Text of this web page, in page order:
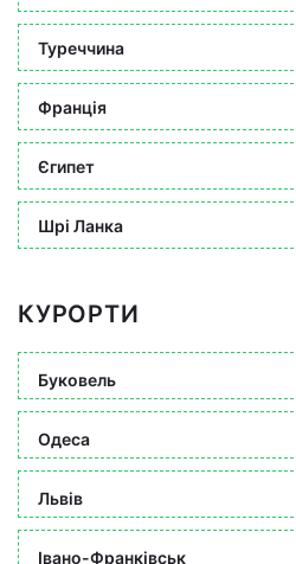
Туреччина
Франція
Єгипет
Шрі Ланка
КУРОРТИ
Буковель
Одеса
Львів
Івано-Франківськ